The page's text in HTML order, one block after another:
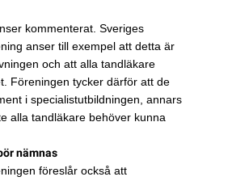
kommenterat. Sveriges
anser till exempel att detta är
och att alla tandläkare
Föreningen tycker därför att de
i specialistutbildningen, annars
alla tandläkare behöver kunna
nämnas
föreslår också att